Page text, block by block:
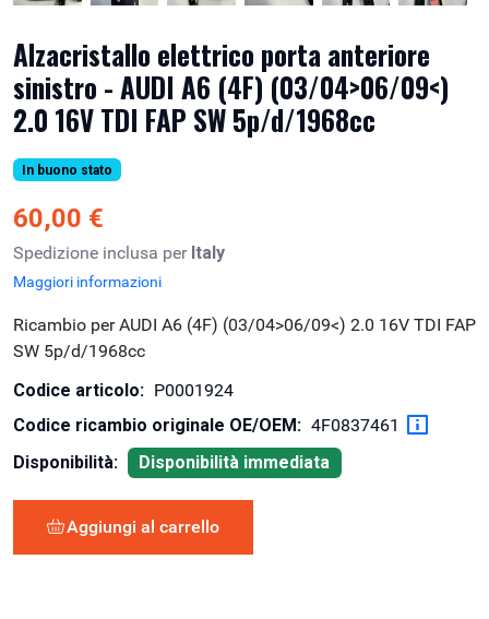
Alzacristallo elettrico porta anteriore
sinistro - AUDI A6 (4F) (03/04>06/09<)
2.0 16V TDI FAP SW 5p/d/1968cc
In buono stato
60,00 €
Spedizione inclusa per Italy
Maggiori informazioni
Ricambio per AUDI A6 (4F) (03/04>06/09<) 2.0 16V TDI FAP
SW 5p/d/1968cc
Codice articolo: P0001924
Codice ricambio originale OE/OEM: 4F0837461
Disponibilità:
Disponibilità immediata
Aggiungi al carrello